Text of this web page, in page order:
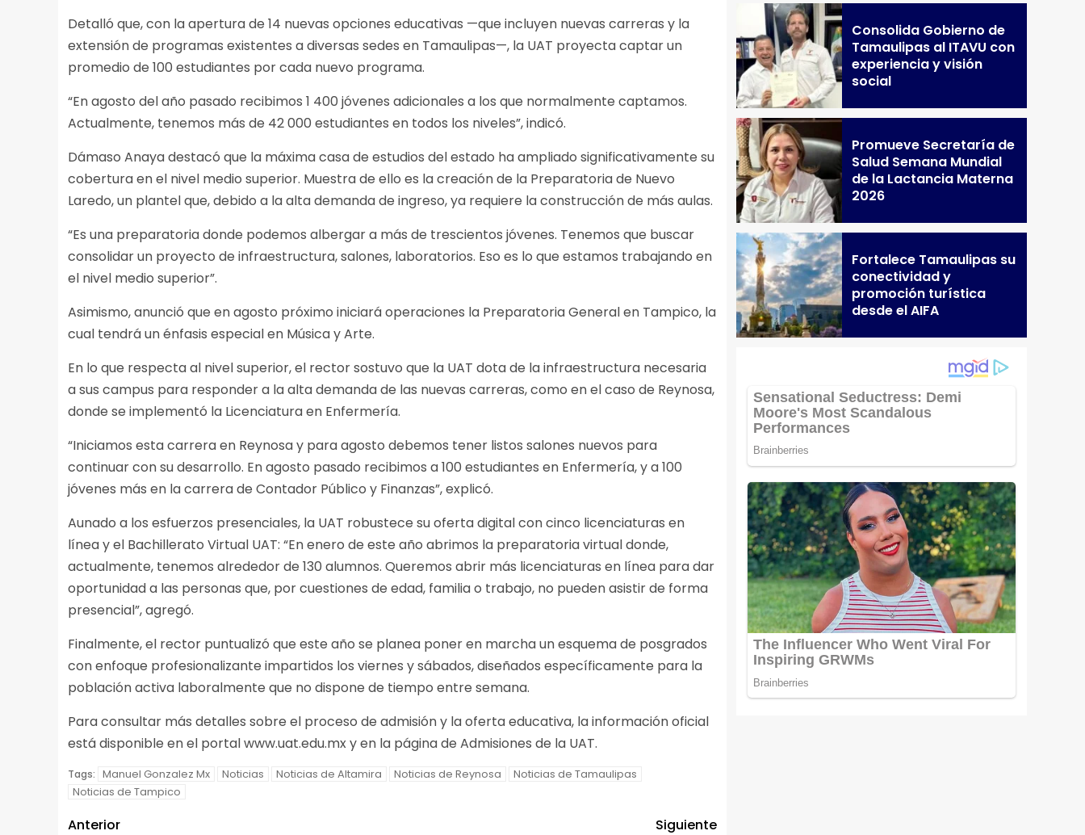
Detalló que, con la apertura de 14 nuevas opciones educativas —que incluyen nuevas carreras y la
extensión de programas existentes a diversas sedes en Tamaulipas—, la UAT proyecta captar un
promedio de 100 estudiantes por cada nuevo programa.
“En agosto del año pasado recibimos 1 400 jóvenes adicionales a los que normalmente captamos.
Actualmente, tenemos más de 42 000 estudiantes en todos los niveles”, indicó.
Dámaso Anaya destacó que la máxima casa de estudios del estado ha ampliado significativamente su
cobertura en el nivel medio superior. Muestra de ello es la creación de la Preparatoria de Nuevo
Laredo, un plantel que, debido a la alta demanda de ingreso, ya requiere la construcción de más aulas.
“Es una preparatoria donde podemos albergar a más de trescientos jóvenes. Tenemos que buscar
consolidar un proyecto de infraestructura, salones, laboratorios. Eso es lo que estamos trabajando en
el nivel medio superior”.
Asimismo, anunció que en agosto próximo iniciará operaciones la Preparatoria General en Tampico, la
cual tendrá un énfasis especial en Música y Arte.
En lo que respecta al nivel superior, el rector sostuvo que la UAT dota de la infraestructura necesaria
a sus campus para responder a la alta demanda de las nuevas carreras, como en el caso de Reynosa,
donde se implementó la Licenciatura en Enfermería.
“Iniciamos esta carrera en Reynosa y para agosto debemos tener listos salones nuevos para
continuar con su desarrollo. En agosto pasado recibimos a 100 estudiantes en Enfermería, y a 100
jóvenes más en la carrera de Contador Público y Finanzas”, explicó.
Aunado a los esfuerzos presenciales, la UAT robustece su oferta digital con cinco licenciaturas en
línea y el Bachillerato Virtual UAT: “En enero de este año abrimos la preparatoria virtual donde,
actualmente, tenemos alrededor de 130 alumnos. Queremos abrir más licenciaturas en línea para dar
oportunidad a las personas que, por cuestiones de edad, familia o trabajo, no pueden asistir de forma
presencial”, agregó.
Finalmente, el rector puntualizó que este año se planea poner en marcha un esquema de posgrados
con enfoque profesionalizante impartidos los viernes y sábados, diseñados específicamente para la
población activa laboralmente que no dispone de tiempo entre semana.
Para consultar más detalles sobre el proceso de admisión y la oferta educativa, la información oficial
está disponible en el portal www.uat.edu.mx y en la página de Admisiones de la UAT.
Tags: Manuel Gonzalez Mx Noticias Noticias de Altamira Noticias de Reynosa
Noticias de Tamaulipas
Noticias de Tampico
Anterior
Siguiente
Consolida Gobierno de
Tamaulipas al ITAVU con
experiencia y visión
social
Promueve Secretaría de
Salud Semana Mundial
de la Lactancia Materna
2026
Fortalece Tamaulipas su
conectividad y
promoción turística
desde el AIFA